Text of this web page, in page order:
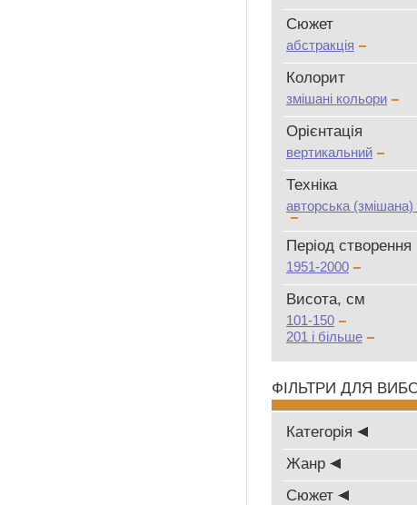
Сюжет
абстракція
Колорит
змішані кольори
Oрієнтація
вертикальний
Техніка
авторська (змішана)
Період створення
1951-2000
Висота, см
101-150
201 і більше
ФІЛЬТРИ ДЛЯ
Категорія
Жанр
Сюжет